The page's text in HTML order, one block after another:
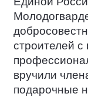
строителей
вручили
подарочные